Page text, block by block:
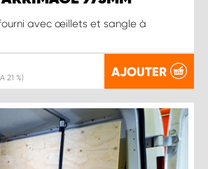
avec œillets et sangle à
21 %) AJOUTER